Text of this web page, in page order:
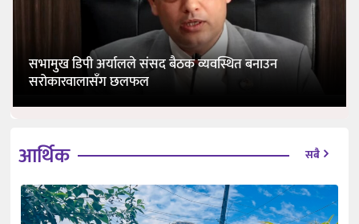
सभामुख डिपी अर्यालले संसद बैठक व्यवस्थित बनाउन
सरोकारवालासँग छलफल
आर्थिक सबै